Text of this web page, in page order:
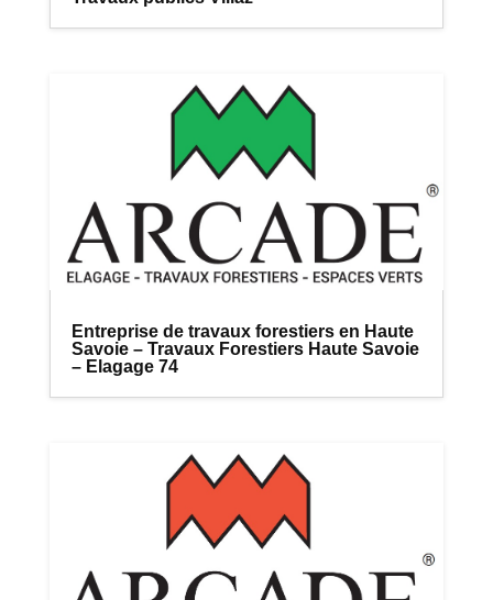
Entreprise de travaux forestiers en Haute
Savoie – Travaux Forestiers Haute Savoie
– Elagage 74